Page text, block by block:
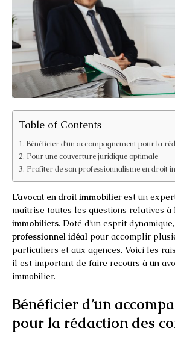
Table of Contents
Bénéficier d’un accompagnement pour la
Pour une couverture juridique optimale
Profiter de son professionnalisme en droit
L’avocat en droit immobilierest un
maîtrise toutes les questions relatives à
immobiliers. Doté d’un esprit
professionnel idéal pour accomplir
particuliers et aux agences. Voici les
il est important de faire recours à un
immobilier.
Bénéficier d’un
pour la rédaction des